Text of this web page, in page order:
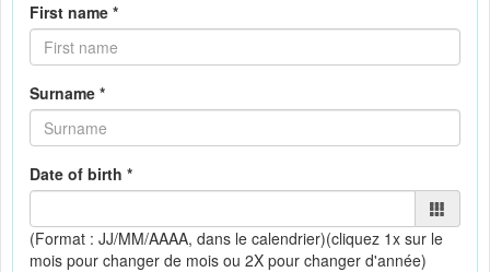
First name *
Surname *
Date of birth *
(Format : JJ/MM/AAAA, dans le calendrier)(cliquez 1x sur le
mois pour changer de mois ou 2X pour changer d'année)